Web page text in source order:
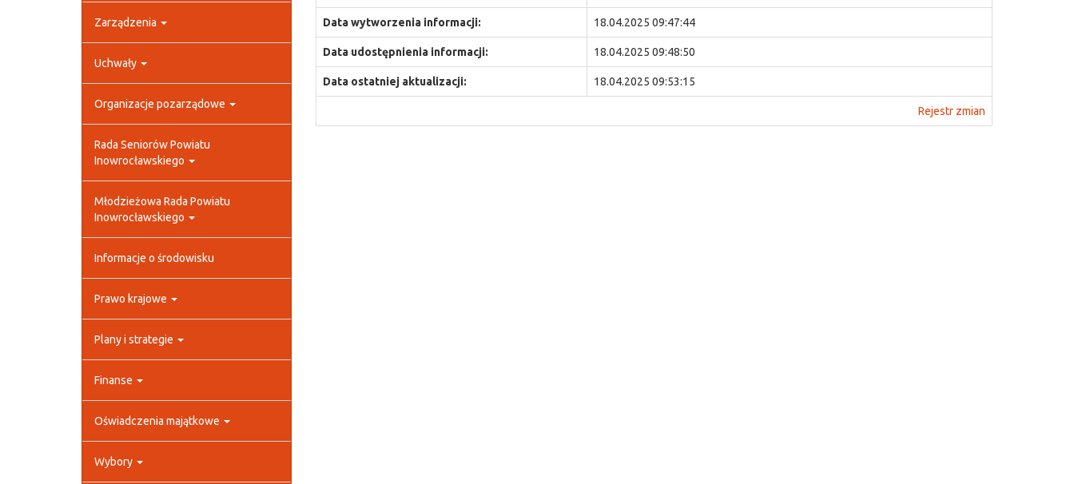
Zarządzenia
Uchwały
Organizacje pozarządowe
Rada Seniorów Powiatu
Inowrocławskiego
Młodzieżowa Rada Powiatu
Inowrocławskiego
Informacje o środowisku
Prawo krajowe
Plany i strategie
Finanse
Oświadczenia majątkowe
Wybory
Data wytworzenia informacji: 18.04.2025 09:47:44
Data udostępnienia informacji: 18.04.2025 09:48:50
Data ostatniej aktualizacji: 18.04.2025 09:53:15
Rejestr zmian